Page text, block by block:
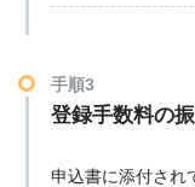
手順3
登録手数料の
申込書に添付され